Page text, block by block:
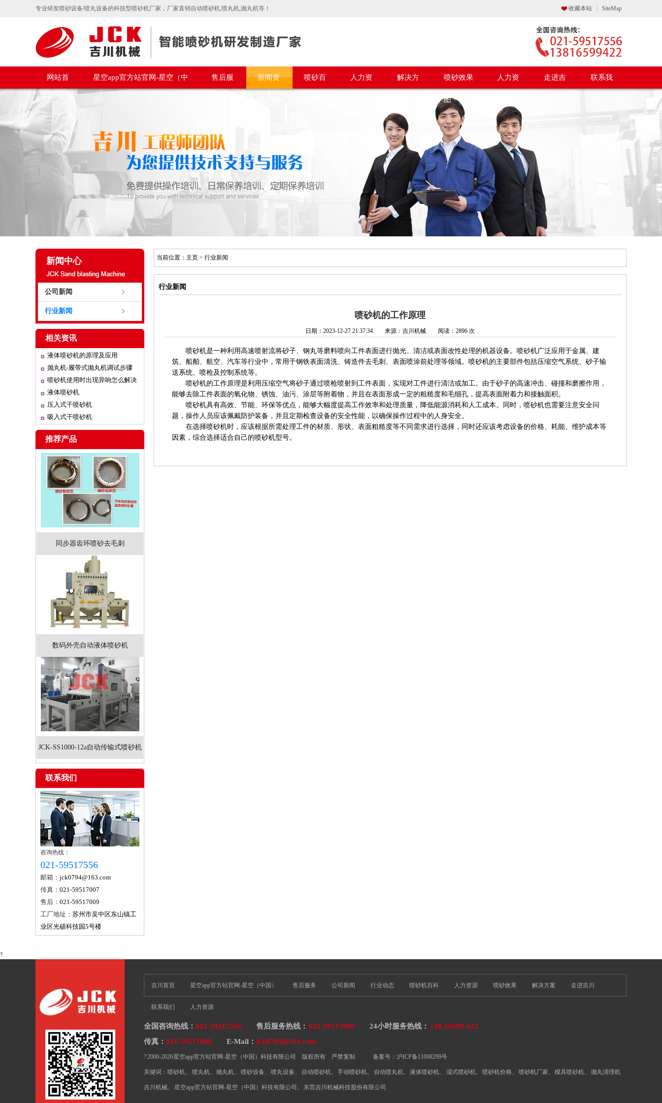
专业研发喷砂设备/喷丸设备的科技型喷砂机厂家，厂家直销自动喷砂机,喷丸机,抛丸机等！ 收藏本站 SiteMap
网站首
页
星空app官方站官网-星空（中 售后服 新闻资 喷砂百 人力资 解决方 喷砂效果
图
人力资 走进吉 联系我
新闻中心
公司新闻
行业新闻
相关资讯
液体喷砂机的原理及应用
抛丸机-履带式抛丸机调试步骤
喷砂机使用时出现异响怎么解决
液体喷砂机
压入式干喷砂机
吸入式干喷砂机
推荐产品
同步器齿环喷砂去毛刺
数码外壳自动液体喷砂机
JCK-SS1000-12a自动传输式喷砂机
联系我们
咨询热线：
021-59517556
邮箱： jck0794@163.com
传真： 021-59517007
售后： 021-59517009
工厂地址： 苏州市吴中区东山镇工
业区光硕科技园5号楼
当前位置： 主页 > 行业新闻
行业新闻
喷砂机的工作原理
日期：2023-12-27 21:37:34 来源：吉川机械 阅读：2896 次
喷砂机是一种利用高速喷射流将砂子、钢丸等磨料喷向工件表面进行抛光、清洁或表面改性处理的机器设备。喷砂机广泛应用于金属、建
筑、船舶、航空、汽车等行业中，常用于钢铁表面清洗、铸造件去毛刺、表面喷涂前处理等领域。喷砂机的主要部件包括压缩空气系统、砂子输
送系统、喷枪及控制系统等。
喷砂机的工作原理是利用压缩空气将砂子通过喷枪喷射到工件表面，实现对工件进行清洁或加工。由于砂子的高速冲击、碰撞和磨擦作用，
能够去除工件表面的氧化物、锈蚀、油污、涂层等附着物，并且在表面形成一定的粗糙度和毛细孔，提高表面附着力和接触面积。
喷砂机具有高效、节能、环保等优点，能够大幅度提高工作效率和处理质量，降低能源消耗和人工成本。同时，喷砂机也需要注意安全问
题，操作人员应该佩戴防护装备，并且定期检查设备的安全性能，以确保操作过程中的人身安全。
在选择喷砂机时，应该根据所需处理工件的材质、形状、表面粗糙度等不同需求进行选择，同时还应该考虑设备的价格、耗能、维护成本等
因素，综合选择适合自己的喷砂机型号。
?
吉川首页 星空app官方站官网-星空（中国） 售后服务 公司新闻 行业动态 喷砂机百科 人力资源 喷砂效果 解决方案 走进吉川
联系我们 人力资源
全国咨询热线： 021-59517556 售后服务热线： 021-59517009 24小时服务热线： 138-16599-422
传真： 021-59517008 E-Mail： jck0794@163.com
? 2000-2026 星空app官方站官网-星空（中国）科技有限公司 版权所有 严禁复制 备案号：沪ICP备11008299号
关键词： 喷砂机、 喷丸机、 抛丸机、 喷砂设备、 喷丸设备、 自动喷砂机、 手动喷砂机、 自动喷丸机、 液体喷砂机、 湿式喷砂机、 喷砂机价格、 喷砂机厂家、 模具喷砂机、 抛丸清理机
吉川机械、 星空app官方站官网-星空（中国）科技有限公司 、 东莞吉川机械科技股份有限公司